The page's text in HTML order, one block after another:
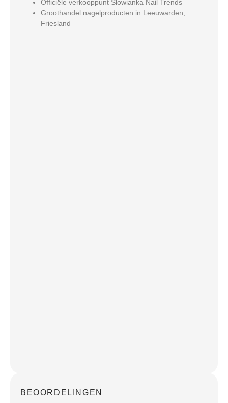
Officiële verkooppunt Slowianka Nail Trends
Groothandel nagelproducten in Leeuwarden,
Friesland
BEOORDELINGEN